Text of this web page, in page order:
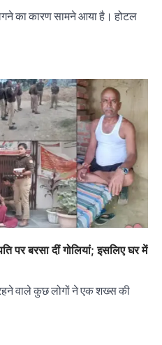
का कारण सामने आया है। होटल
पर बरसा दीं गोलियां; इसलिए घर में
वाले कुछ लोगों ने एक शख्स की